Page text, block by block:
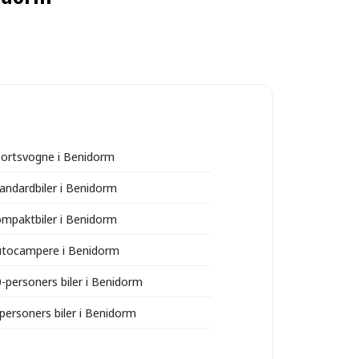
i Benidorm
i Benidorm
i Benidorm
i Benidorm
personers biler i Benidorm
biler i Benidorm